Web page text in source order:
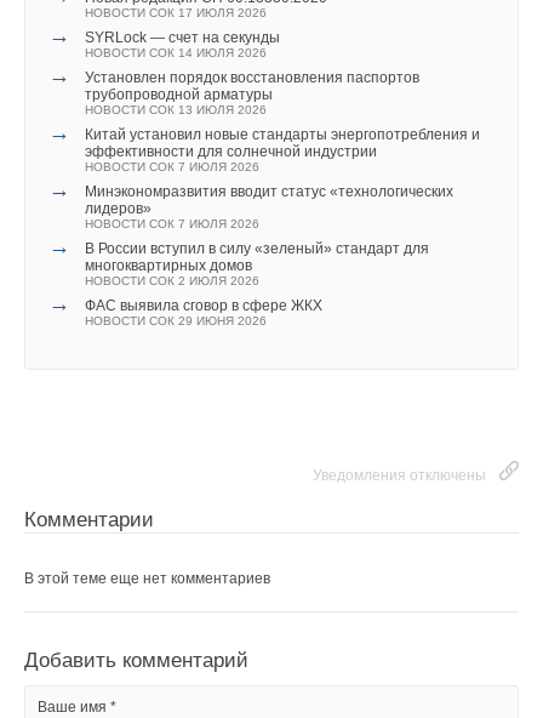
НОВОСТИ СОК 17 ИЮЛЯ 2026
→ SYRLock — счет на секунды
НОВОСТИ СОК 14 ИЮЛЯ 2026
→
Установлен порядок восстановления паспортов
трубопроводной арматуры
НОВОСТИ СОК 13 ИЮЛЯ 2026
→
Китай установил новые стандарты энергопотребления и
эффективности для солнечной индустрии
НОВОСТИ СОК 7 ИЮЛЯ 2026
→
Минэкономразвития вводит статус «технологических
лидеров»
НОВОСТИ СОК 7 ИЮЛЯ 2026
→
В России вступил в силу «зеленый» стандарт для
многоквартирных домов
НОВОСТИ СОК 2 ИЮЛЯ 2026
→ ФАС выявила сговор в сфере ЖКХ
НОВОСТИ СОК 29 ИЮНЯ 2026
Уведомления отключены
Комментарии
В этой теме еще нет комментариев
Добавить комментарий
Ваше имя *